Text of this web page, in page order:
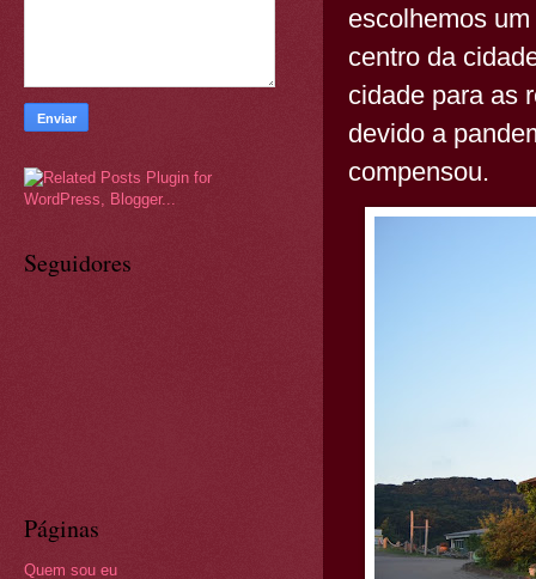
escolhemos
centro da
cidade para as
devido a
compensou.
Seguidores
Páginas
Quem sou eu